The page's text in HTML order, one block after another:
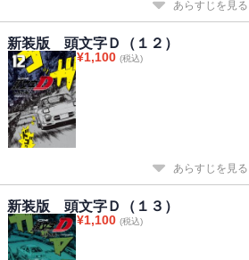
あらすじを見る
新装版 頭文字Ｄ（１２）
¥1,100 (税込)
あらすじを見る
新装版 頭文字Ｄ（１３）
¥1,100 (税込)